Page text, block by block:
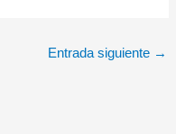
Entrada siguiente →